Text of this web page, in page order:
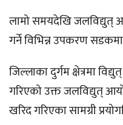
लामो समयदेखि जलविद्युत्
गर्ने विभिन्न उपकरण
जिल्लाका दुर्गम क्षेत्रमा
गरिएको उक्त जलविद्युत्
खरिद गरिएका सामग्री